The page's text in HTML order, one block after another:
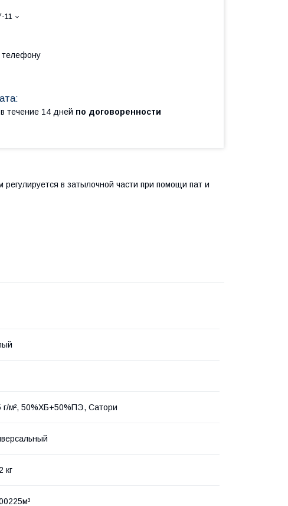
11
телефону
течение 14 дней по договоренности
в затылочной части при помощи пат и
г/м², 50%ХБ+50%ПЭ, Сатори
кг